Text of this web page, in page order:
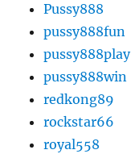
Pussy888
pussy888fun
pussy888play
pussy888win
redkong89
rockstar66
royal558